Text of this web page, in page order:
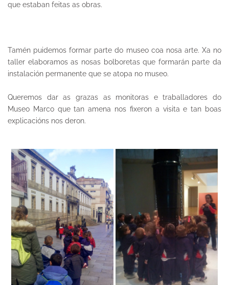
que estaban feitas as obras.
Tamén puidemos formar parte do museo coa nosa arte. Xa no
taller elaboramos as nosas bolboretas que formarán parte da
instalación permanente que se atopa no museo.
Queremos dar as grazas as monitoras e traballadores do
Museo Marco que tan amena nos fixeron a visita e tan boas
explicacións nos deron.